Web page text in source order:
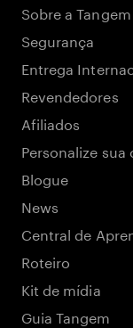
Sobre a Tangem
Segurança
Entrega
Revendedores
Afiliados
Personalize sua
Blogue
News
Central de
Roteiro
Kit de mídia
Guia Tangem